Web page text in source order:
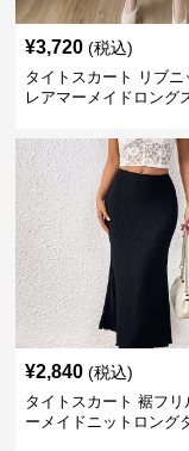
¥3,720 (税込)
タイトスカート リブニ
レアマーメイドロング
¥2,840 (税込)
タイトスカート 裾フリ
ーメイドニットロング